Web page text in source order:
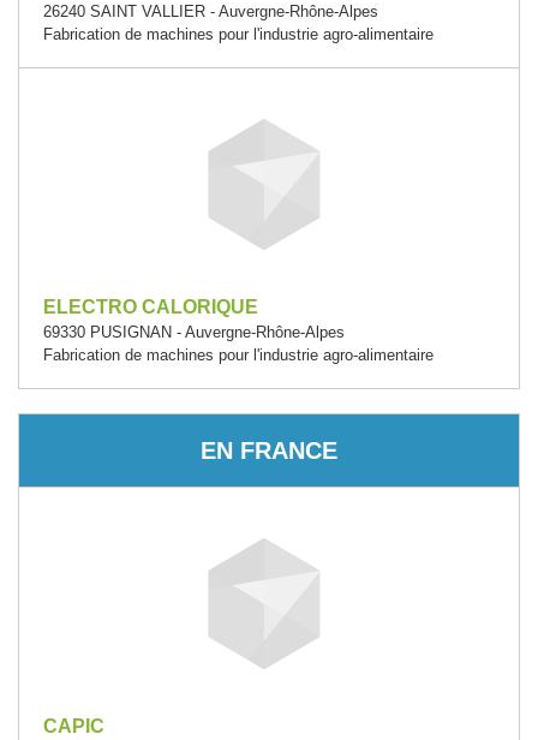
26240 SAINT VALLIER - Auvergne-Rhône-Alpes
Fabrication de machines pour l'industrie agro-alimentaire
ELECTRO CALORIQUE
69330 PUSIGNAN - Auvergne-Rhône-Alpes
Fabrication de machines pour l'industrie agro-alimentaire
EN FRANCE
CAPIC